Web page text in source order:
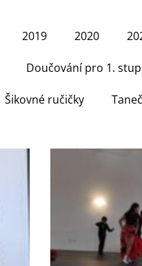
2019 2020
Doučování pro 1.
Šikovné ručičky